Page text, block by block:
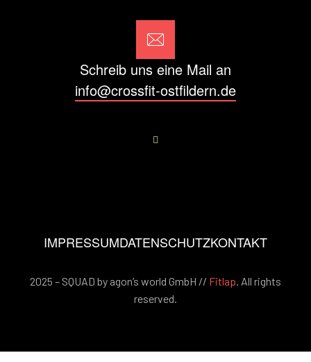
Schreib uns eine Mail an
info@crossfit-ostfildern.de
IMPRESSUMDATENSCHUTZKONTAKT
2025 – SQUAD by agon’s world GmbH // Fitlap . All rights
reserved.